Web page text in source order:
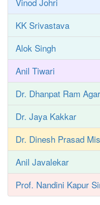
KK Srivastava
Alok Singh
Anil Tiwari
Dr. Dhanpat Ram
Dr. Jaya Kakkar
Dr. Dinesh Prasad
Anil Javalekar
Prof. Nandini Kapur